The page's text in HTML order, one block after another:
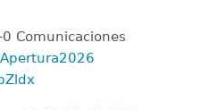
Comunicaciones